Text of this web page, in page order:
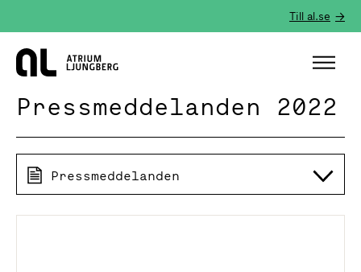
Till al.se
Hem
Pressmeddelanden 2022
Pressmeddelanden